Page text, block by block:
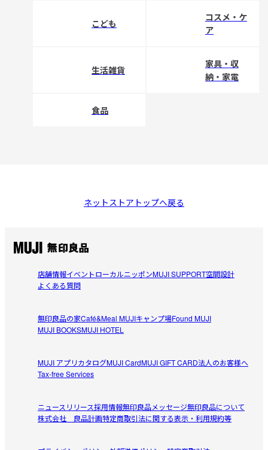
こども
コスメ・ケ
ア
生活雑貨
家具・収
納・家電
食品
ネットストアトップへ戻る
店舗情報イベントローカルニッポンMUJI SUPPORT空間設計
よくある質問
無印良品の家Café&Meal MUJIキャンプ場Found MUJI
MUJI BOOKSMUJI HOTEL
MUJI アプリカタログMUJI CardMUJI GIFT CARD法人のお客様へ
Tax-free Services
ニュースリリース採用情報無印良品メッセージ無印良品について
株式会社 良品計画特定商取引法に関する表示・利用規約等